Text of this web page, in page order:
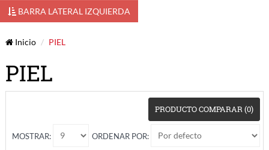
BARRA LATERAL IZQUIERDA
Inicio PIEL
PIEL
PRODUCTO COMPARAR (0)
ORDENAR POR:
MOSTRAR: